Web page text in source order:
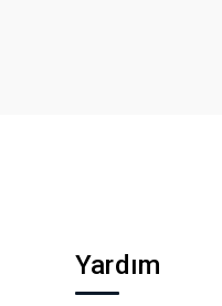
Yardım